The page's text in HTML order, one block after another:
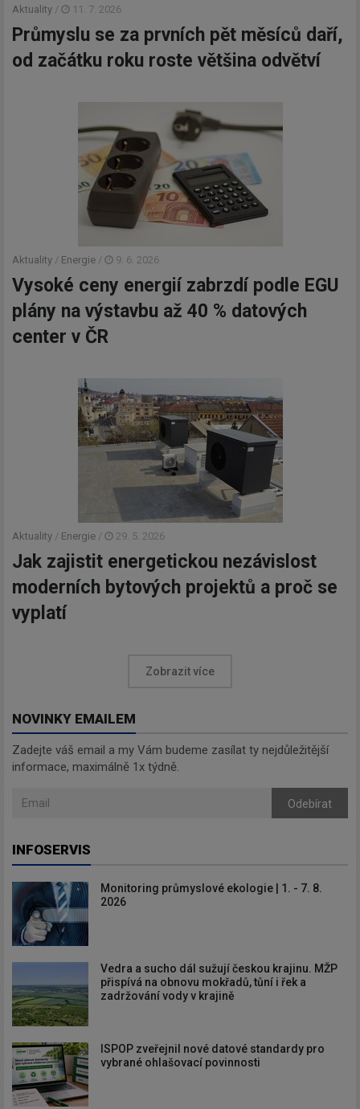
Aktuality / 11. 7. 2026
Průmyslu se za prvních pět měsíců daří,
od začátku roku roste většina odvětví
Aktuality / Energie / 9. 6. 2026
Vysoké ceny energií zabrzdí podle EGU
plány na výstavbu až 40 % datových
center v ČR
Aktuality / Energie / 29. 5. 2026
Jak zajistit energetickou nezávislost
moderních bytových projektů a proč se
vyplatí
Zobrazit více
NOVINKY EMAILEM
Zadejte váš email a my Vám budeme zasílat ty nejdůležitější
informace, maximálně 1x týdně.
Odebírat
INFOSERVIS
Monitoring průmyslové ekologie | 1. - 7. 8.
2026
Vedra a sucho dál sužují českou krajinu. MŽP
přispívá na obnovu mokřadů, tůní i řek a
zadržování vody v krajině
ISPOP zveřejnil nové datové standardy pro
vybrané ohlašovací povinnosti
Newsletter
budeme zasílat ty nejdůležitější
informace, maximálně 1x týdně.